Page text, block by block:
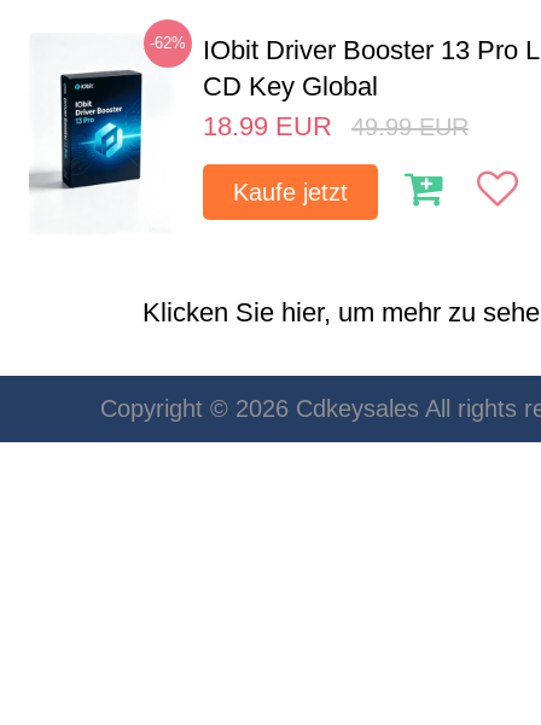
-62%
IObit Driver Booster 13 Pro
CD Key Global
18.99 EUR 49.99 EUR
Kaufe jetzt
Klicken Sie hier, um mehr zu
Copyright © 2026 Cdkeysales All rights